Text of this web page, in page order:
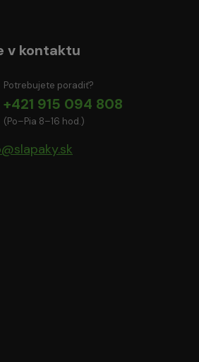
v kontaktu
Potrebujete poradiť?
+421 915 094 808
(Po–Pia 8–16 hod.)